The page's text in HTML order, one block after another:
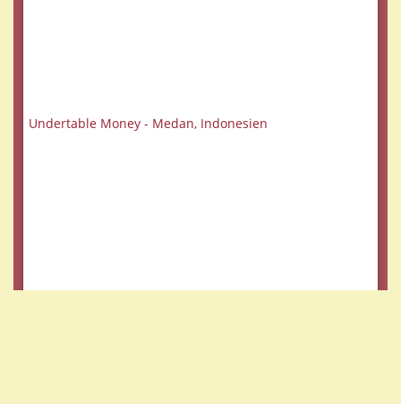
Undertable Money - Medan, Indonesien